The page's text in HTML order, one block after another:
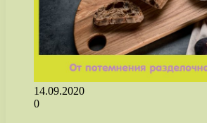
14.09.2020
0